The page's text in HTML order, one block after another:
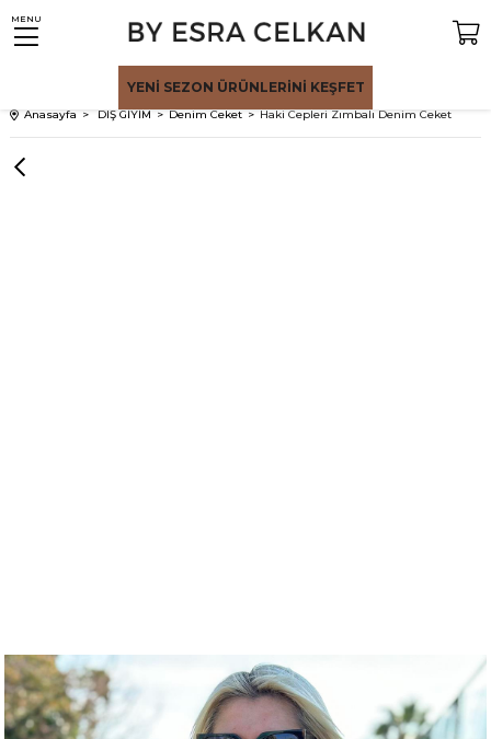
MENU
YENİ SEZON ÜRÜNLERİNİ KEŞFET
Anasayfa DIŞ GİYİM Denim Ceket Haki Cepleri Zımbalı Denim Ceket